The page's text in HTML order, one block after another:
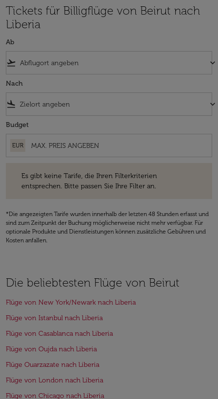
Tickets für Billigflüge von Beirut nach
Liberia
Ab
flight_takeoff keyboard_arrow_down
Nach
flight_land keyboard_arrow_down
Budget
EUR
Es gibt keine Tarife, die Ihren Filterkriterien
entsprechen. Bitte passen Sie Ihre Filter an.
*Die angezeigten Tarife wurden innerhalb der letzten 48 Stunden erfasst und
sind zum Zeitpunkt der Buchung möglicherweise nicht mehr verfügbar. Für
optionale Produkte und Dienstleistungen können zusätzliche Gebühren und
Kosten anfallen.
Die beliebtesten Flüge von Beirut
Flüge von New York/Newark nach Liberia
Flüge von Istanbul nach Liberia
Flüge von Casablanca nach Liberia
Flüge von Oujda nach Liberia
Flüge Ouarzazate nach Liberia
Flüge von London nach Liberia
Flüge von Chicago nach Liberia